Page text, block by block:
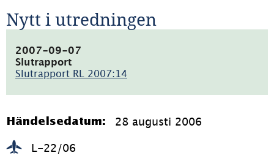
Nytt i utredningen
2007-09-07
Slutrapport
Slutrapport RL 2007:14
316.9kB)
Händelsedatum: 28 augusti 2006
L-22/06